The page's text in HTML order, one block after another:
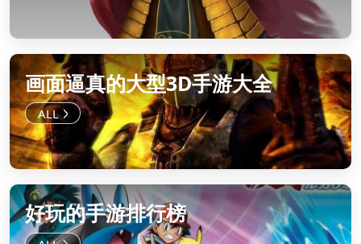
画面逼真的大型3D手游大全
好玩的手游排行榜